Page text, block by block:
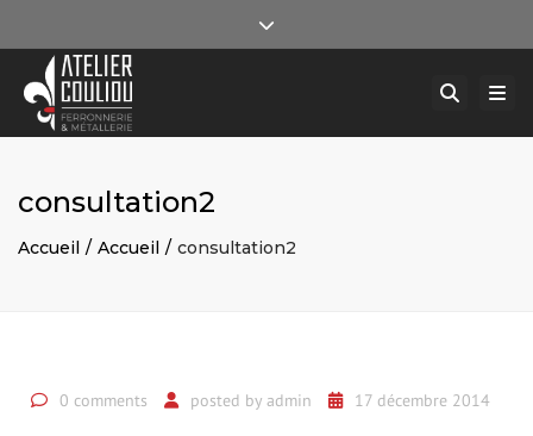
contact@atelier-couliou.fr 02 41 78 78 74
Close top bar
consultation2
Accueil Accueil consultation2
0 comments posted by admin 17 décembre 2014